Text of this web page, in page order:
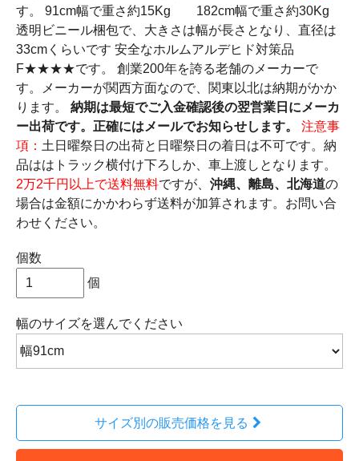
す。 91cm幅で重さ約15Kg 182cm幅で重さ約30Kg
透明ビニール梱包で、大きさは幅が長さとなり、直径は
33cmくらいです 安全なホルムアルデヒド対策品
F★★★★です。 創業200年を誇る老舗のメーカーで
す。メーカーが関西方面なので、関東以北は納期がかか
ります。 納期は最短でご入金確認後の翌営業日にメーカ
ー出荷です。正確にはメールでお知らせします。
注意事
項： 土日曜祭日の出荷と日曜祭日の着日は不可です。納
品ははトラック横付け下ろしか、車上渡しとなります。
2万2千円以上で送料無料ですが、 沖縄、離島、北海道の
場合は金額にかかわらず送料が加算されます。お問い合
わせください。
個数
個
幅のサイズを選んでください
サイズ別の販売価格を見る